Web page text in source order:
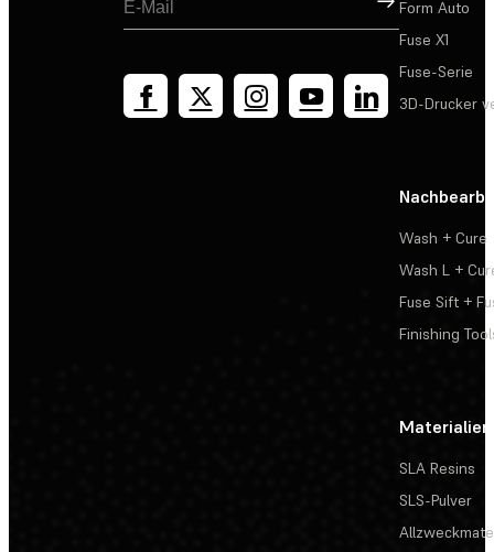
Form Auto
Fuse X1
Fuse-Serie
3D-Drucker
Wash + Cure
Wash L +
Fuse Sift +
Finishing
Materialien
SLA Resins
SLS-Pulver